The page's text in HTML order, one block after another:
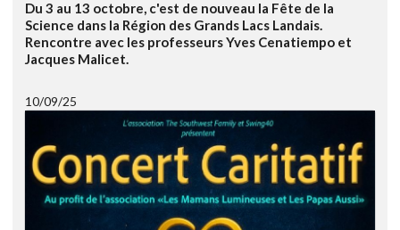
Du 3 au 13 octobre, c'est de nouveau la Fête de la
Science dans la Région des Grands Lacs Landais.
Rencontre avec les professeurs Yves Cenatiempo et
Jacques Malicet.
10/09/25